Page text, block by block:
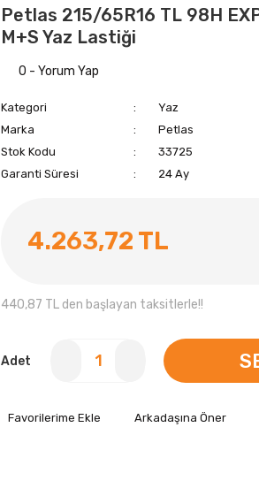
Petlas 215/65R16 TL 98H
M+S Yaz Lastiği
0 - Yorum Yap
Kategori
Yaz
Marka
Petlas
Stok Kodu
33725
Garanti Süresi
24 Ay
4.263,72 TL
440,87 TL den başlayan taksitlerle!!
Adet
Arkadaşına Öner